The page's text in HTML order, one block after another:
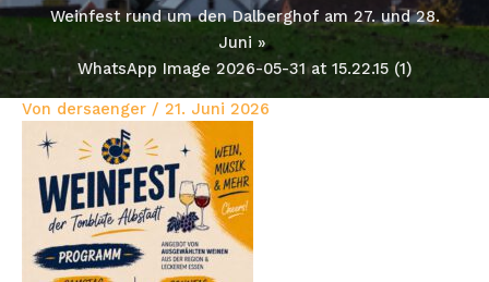
Weinfest rund um den Dalberghof am 27. und 28.
Juni
WhatsApp Image 2026-05-31 at 15.22.15 (1)
Von dersaenger / 21. Juni 2026